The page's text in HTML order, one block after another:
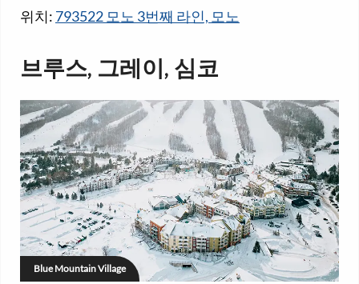
위치: 793522 모노 3번째 라인, 모노
브루스, 그레이, 심코
Blue Mountain Village